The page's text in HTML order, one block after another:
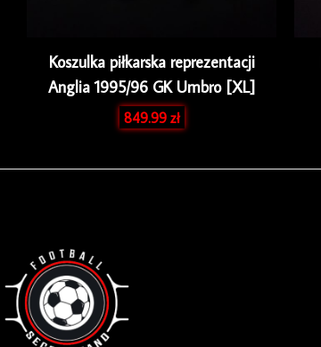
Koszulka piłkarska reprezentacji
Anglia 1995/96 GK Umbro [XL]
849.99zł